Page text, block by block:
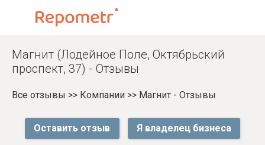
Магнит (Лодейное Поле, Октябрьский
проспект, 37) - Отзывы
Все отзывы >> Компании >> Магнит - Отзывы
Оставить отзыв Я владелец бизнеса